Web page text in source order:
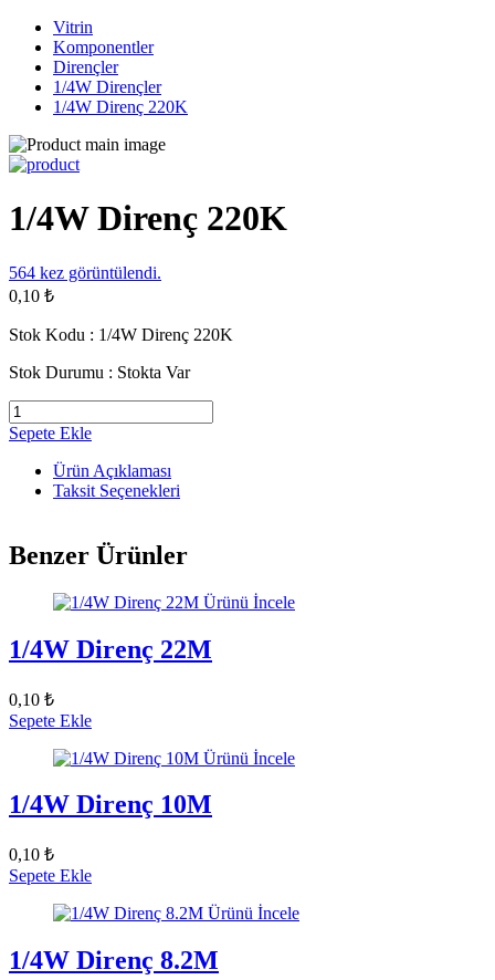
Vitrin
Komponentler
Dirençler
1/4W Dirençler
1/4W Direnç 220K
1/4W Direnç 220K
564 kez görüntülendi.
0,10 ₺
Stok Kodu : 1/4W Direnç 220K
Stok Durumu : Stokta Var
Sepete Ekle
Ürün Açıklaması
Taksit Seçenekleri
Benzer Ürünler
Ürünü İncele
1/4W Direnç 22M
0,10 ₺
Sepete Ekle
Ürünü İncele
1/4W Direnç 10M
0,10 ₺
Sepete Ekle
Ürünü İncele
1/4W Direnç 8.2M